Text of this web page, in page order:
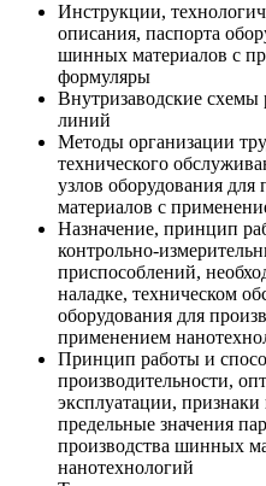
Инструкции,
описания, паспорта
шинных материалов с
формуляры
Внутризаводские схемы
линий
Методы организации
технического
узлов оборудования
материалов с
Назначение, принцип
контрольно-
приспособлений,
наладке, техническом
оборудования для
применением
Принцип работы и
производительности,
эксплуатации,
предельные значения
производства шинных
нанотехнологий